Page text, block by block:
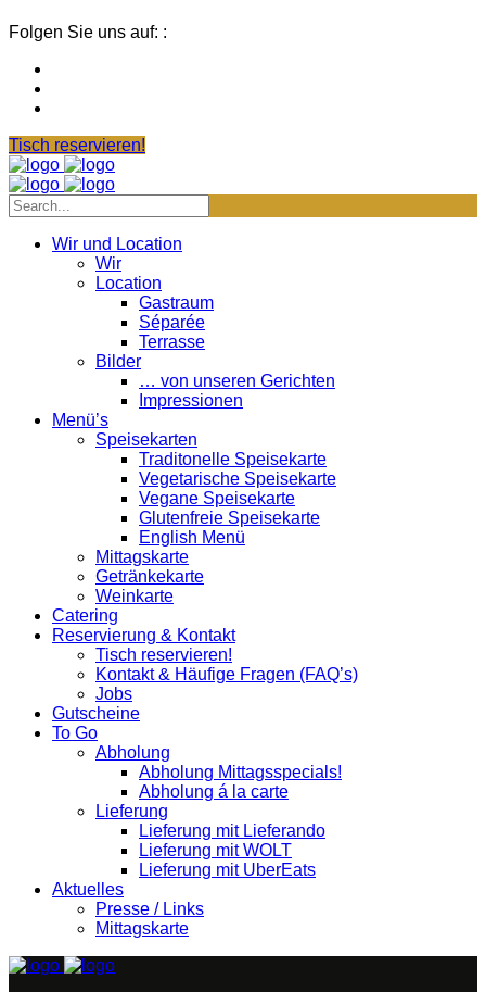
Folgen Sie uns auf: :
Tisch reservieren!
Wir und Location
Wir
Location
Gastraum
Séparée
Terrasse
Bilder
… von unseren Gerichten
Impressionen
Menü’s
Speisekarten
Traditonelle Speisekarte
Vegetarische Speisekarte
Vegane Speisekarte
Glutenfreie Speisekarte
English Menü
Mittagskarte
Getränkekarte
Weinkarte
Catering
Reservierung & Kontakt
Tisch reservieren!
Kontakt & Häufige Fragen (FAQ’s)
Jobs
Gutscheine
To Go
Abholung
Abholung Mittagsspecials!
Abholung á la carte
Lieferung
Lieferung mit Lieferando
Lieferung mit WOLT
Lieferung mit UberEats
Aktuelles
Presse / Links
Mittagskarte